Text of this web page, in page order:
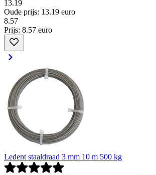
13.19
Oude prijs: 13.19 euro
8.57
Prijs: 8.57 euro
Ledent staaldraad 3 mm 10 m 500 kg